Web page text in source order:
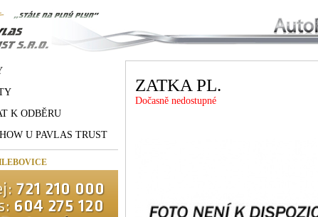
K ODBĚRU
U PAVLAS TRUST
ZATKA PL.
Dočasně nedostupné